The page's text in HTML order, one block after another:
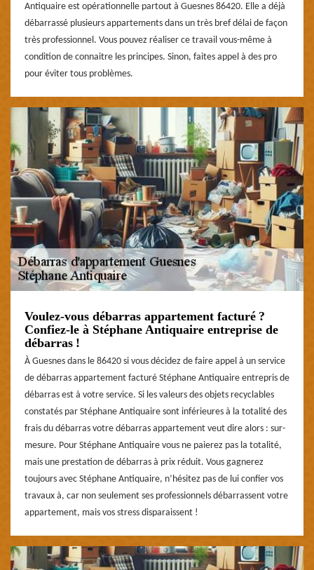
Antiquaire est opérationnelle partout à Guesnes 86420. Elle a déjà
débarrassé plusieurs appartements dans un très bref délai de façon
très professionnel. Vous pouvez réaliser ce travail vous-même à
condition de connaitre les principes. Sinon, faites appel à des pro
pour éviter tous problèmes.
Voulez-vous débarras appartement facturé ?
Confiez-le à Stéphane Antiquaire entreprise de
débarras !
À Guesnes dans le 86420 si vous décidez de faire appel à un service
de débarras appartement facturé Stéphane Antiquaire entrepris de
débarras est à votre service. Si les valeurs des objets recyclables
constatés par Stéphane Antiquaire sont inférieures à la totalité des
frais du débarras votre débarras appartement veut dire alors : sur-
mesure. Pour Stéphane Antiquaire vous ne paierez pas la totalité,
mais une prestation de débarras à prix réduit. Vous gagnerez
toujours avec Stéphane Antiquaire, n’hésitez pas de lui confier vos
travaux à, car non seulement ses professionnels débarrassent votre
appartement, mais vos stress disparaissent !